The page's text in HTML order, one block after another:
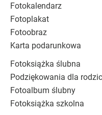
Fotokalendarz
Fotoplakat
Fotoobraz
Karta podarunkowa
Fotoksiążka ślubna
Podziękowania dla
Fotoalbum ślubny
Fotoksiążka szkolna